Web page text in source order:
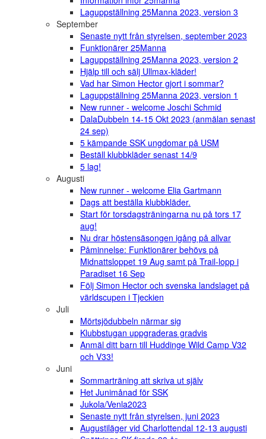
Laguppställning 25Manna 2023, version 3
September
Senaste nytt från styrelsen, september 2023
Funktionärer 25Manna
Laguppställning 25Manna 2023, version 2
Hjälp till och sälj Ullmax-kläder!
Vad har Simon Hector gjort i sommar?
Laguppställning 25Manna 2023, version 1
New runner - welcome Joschi Schmid
DalaDubbeln 14-15 Okt 2023 (anmälan senast
24 sep)
5 kämpande SSK ungdomar på USM
Beställ klubbkläder senast 14/9
5 lag!
Augusti
New runner - welcome Elia Gartmann
Dags att beställa klubbkläder.
Start för torsdagsträningarna nu på tors 17
aug!
Nu drar höstensäsongen igång på allvar
Påminnelse: Funktionärer behövs på
Midnattsloppet 19 Aug samt på Trail-lopp i
Paradiset 16 Sep
Följ Simon Hector och svenska landslaget på
världscupen i Tjeckien
Juli
Mörtsjödubbeln närmar sig
Klubbstugan uppgraderas gradvis
Anmäl ditt barn till Huddinge Wild Camp V32
och V33!
Juni
Sommarträning att skriva ut själv
Het Junimånad för SSK
Jukola/Venla2023
Senaste nytt från styrelsen, juni 2023
Augustiläger vid Charlottendal 12-13 augusti